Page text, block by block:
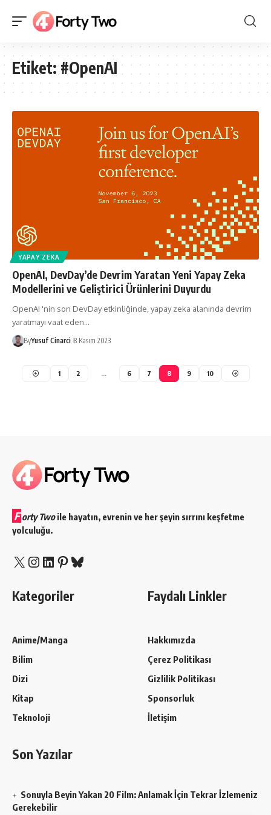
Etiket:#OpenAI
YAPAY ZEKA
OpenAI, DevDay’de Devrim Yaratan Yeni Yapay Zeka
Modellerini ve Geliştirici Ürünlerini Duyurdu
OpenAI 'nin son DevDay etkinliğinde, yapay zeka alanında devrim
yaratmayı vaat eden…
ByYusuf Cinarci 8 Kasım 2023
1 2 … 6 7 8 9 10
F orty Twoile hayatın, evrenin ve her şeyin sırrını keşfetme
yolculuğu.
X Instagram
LinkedIn
Pinterest
Bluesky
Kategoriler
Anime/Manga
Bilim
Dizi
Kitap
Teknoloji
Faydalı Linkler
Hakkımızda
Çerez Politikası
Gizlilik Politikası
Sponsorluk
İletişim
Son Yazılar
Sonuyla Beyin Yakan 20 Film: Anlamak İçin Tekrar İzlemeniz
Gerekebilir